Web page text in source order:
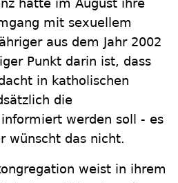
hatte im August ihre
mit sexuellem
aus dem Jahr 2002
Punkt darin ist, dass
in katholischen
die
werden soll - es
wünscht das nicht.
weist in ihrem